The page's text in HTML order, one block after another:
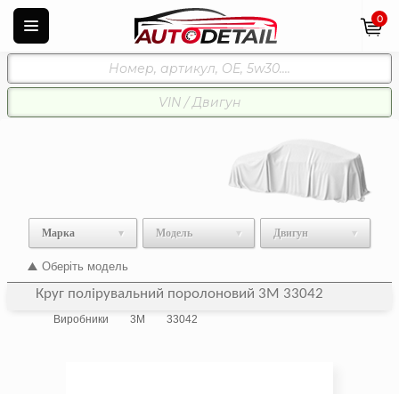
0
Марка Модель Двигун
Оберіть модель
Круг полірувальний поролоновий 3M 33042
Виробники 3M 33042